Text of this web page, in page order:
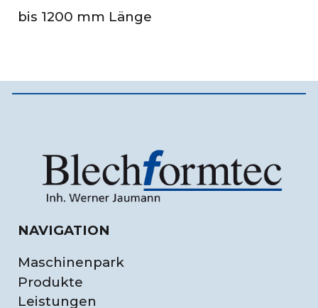
bis 1200 mm Länge
NAVIGATION
Maschinenpark
Produkte
Leistungen